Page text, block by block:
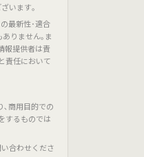
います｡
最新性･適合
りません｡ま
報提供者は責
責任において
､商用目的での
するものでは
合わせくださ